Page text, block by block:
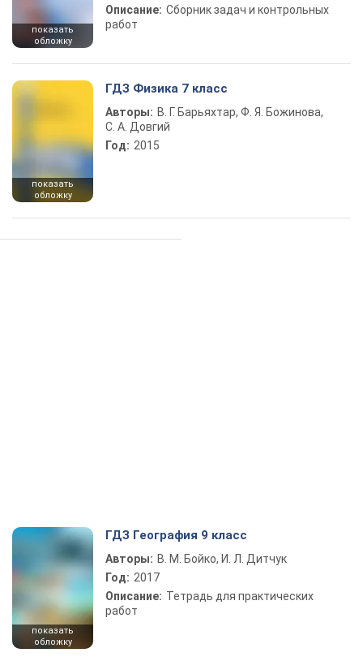
показать
обложку
Описание: Сборник задач и контрольных
работ
показать
обложку
ГДЗ Физика 7 класс
Авторы: В. Г. Барьяхтар, Ф. Я. Божинова,
С. А. Довгий
Год: 2015
показать
обложку
ГДЗ География 9 класс
Авторы: В. М. Бойко, И. Л. Дитчук
Год: 2017
Описание: Тетрадь для практических
работ